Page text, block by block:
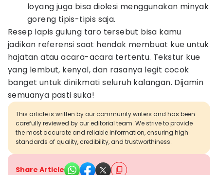
loyang juga bisa diolesi menggunakan minyak
goreng tipis-tipis saja.
Resep lapis gulung taro tersebut bisa kamu
jadikan referensi saat hendak membuat kue untuk
hajatan atau acara-acara tertentu. Tekstur kue
yang lembut, kenyal, dan rasanya legit cocok
banget untuk dinikmati seluruh kalangan. Dijamin
semuanya pasti suka!
This article is written by our community writers and has been
carefully reviewed by our editorial team. We strive to provide
the most accurate and reliable information, ensuring high
standards of quality, credibility, and trustworthiness.
Share Article